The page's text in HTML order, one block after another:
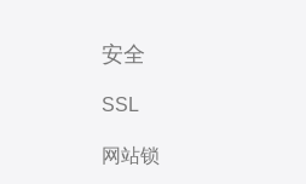
安全
SSL
网站锁